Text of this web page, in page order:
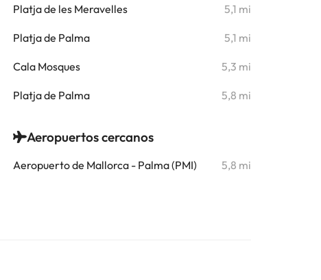
Platja de les Meravelles 5,1 mi
Platja de Palma 5,1 mi
Cala Mosques 5,3 mi
Platja de Palma 5,8 mi
Aeropuertos cercanos
Aeropuerto de Mallorca - Palma (PMI) 5,8 mi